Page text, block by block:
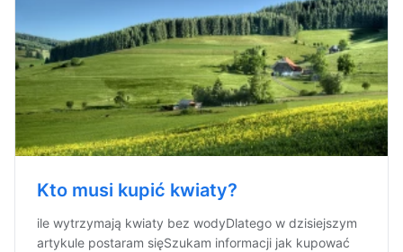
Kto musi kupić kwiaty?
ile wytrzymają kwiaty bez wodyDlatego w dzisiejszym
artykule postaram sięSzukam informacji jak kupować